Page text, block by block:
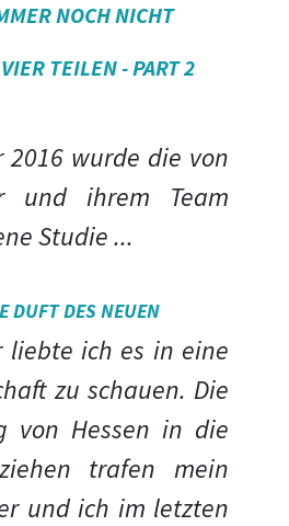
NOCH NICHT
TEILEN - PART 2
2016 wurde die von
und ihrem Team
Studie...
DUFT DES NEUEN
liebte ich es in eine
zu schauen. Die
von Hessen in die
trafen mein
und ich im letzten